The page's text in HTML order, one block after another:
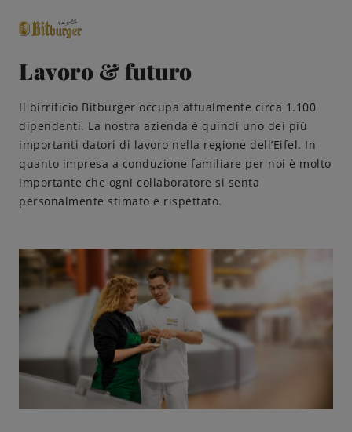
close
Classici premium 0,0% analcolico
Birre
Gusto
Share & Pair
Qualità
Ricette
Come servire
Lavoro & futuro
Il birrificio Bitburger occupa attualmente circa 1.100
dipendenti. La nostra azienda è quindi uno dei più
importanti datori di lavoro nella regione dell’Eifel. In
quanto impresa a conduzione familiare per noi è molto
importante che ogni collaboratore si senta
personalmente stimato e rispettato.